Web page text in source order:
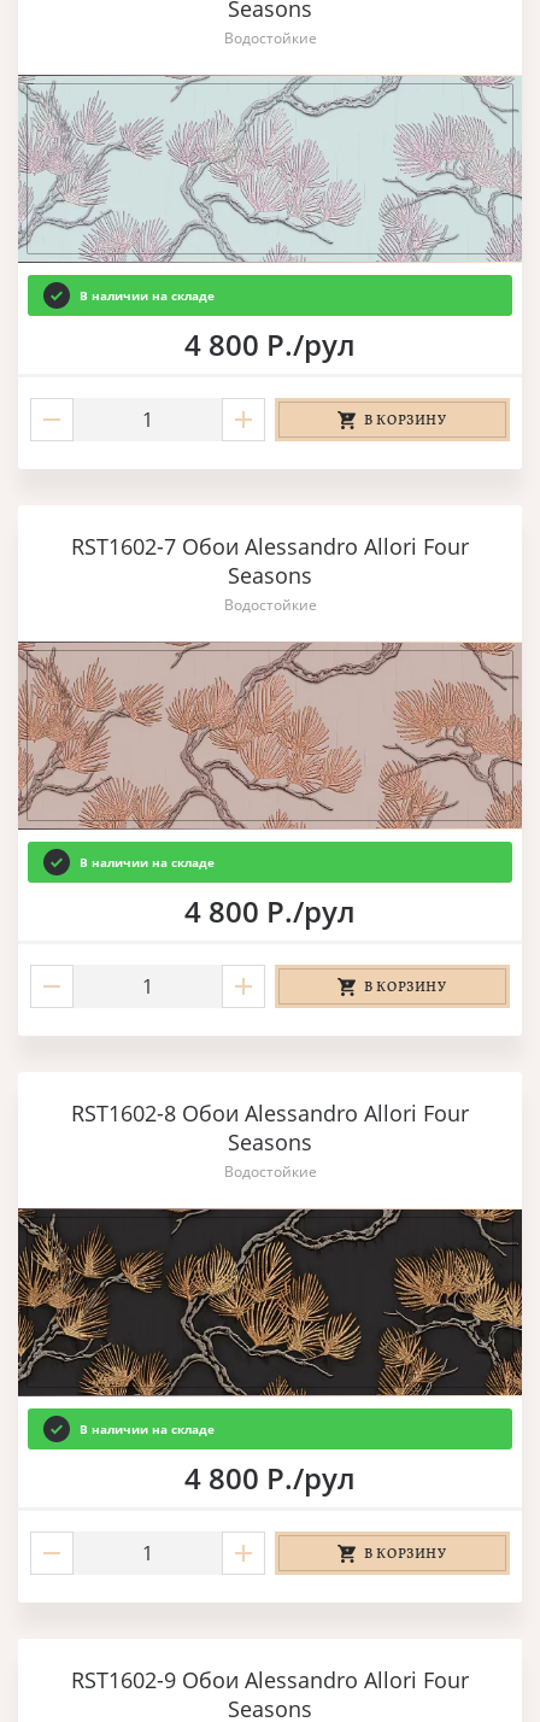
Seasons
Водостойкие
В наличии на складе
4 800 Р./рул
В КОРЗИНУ
RST1602-7 Обои Alessandro Allori Four
Seasons
Водостойкие
В наличии на складе
4 800 Р./рул
В КОРЗИНУ
RST1602-8 Обои Alessandro Allori Four
Seasons
Водостойкие
В наличии на складе
4 800 Р./рул
В КОРЗИНУ
RST1602-9 Обои Alessandro Allori Four
Seasons